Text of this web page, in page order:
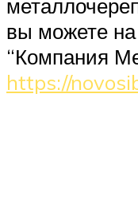
вы можете
“Компания
https://